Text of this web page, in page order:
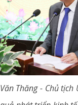
Thăng - Chủ tịch